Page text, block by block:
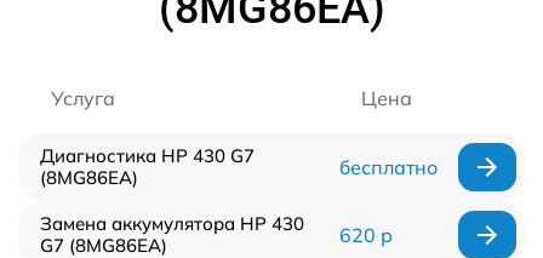
Услуга Цена
Диагностика HP 430 G7
(8MG86EA)
бесплатно
Замена аккумулятора HP 430
G7 (8MG86EA)
620 р